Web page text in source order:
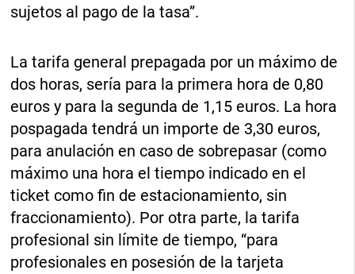
sujetos al pago de la tasa”.
La tarifa general prepagada por un máximo de
dos horas, sería para la primera hora de 0,80
euros y para la segunda de 1,15 euros. La hora
pospagada tendrá un importe de 3,30 euros,
para anulación en caso de sobrepasar (como
máximo una hora el tiempo indicado en el
ticket como fin de estacionamiento, sin
fraccionamiento). Por otra parte, la tarifa
profesional sin límite de tiempo, “para
profesionales en posesión de la tarjeta